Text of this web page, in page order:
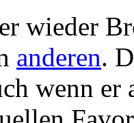
wieder
anderen.
wenn er